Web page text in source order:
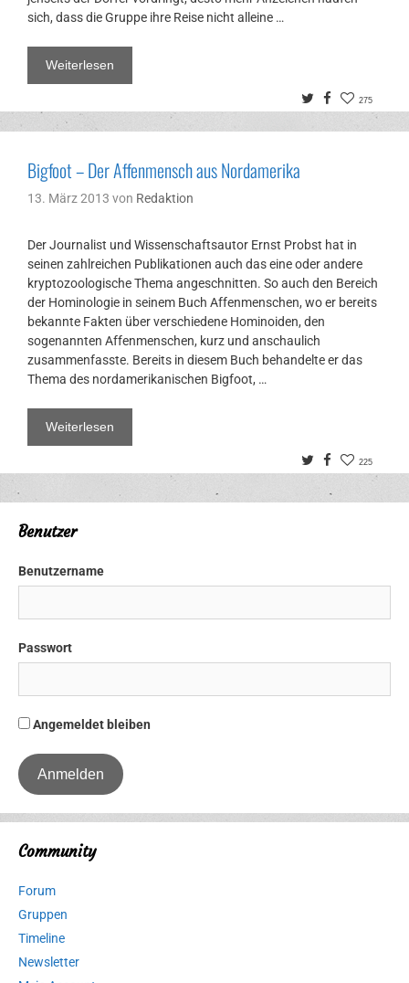
sich, dass die Gruppe ihre Reise nicht alleine …
Weiterlesen
TwitterFacebook
275
Bigfoot – Der Affenmensch aus Nordamerika
13. März 2013 von Redaktion
Der Journalist und Wissenschaftsautor Ernst Probst hat in
seinen zahlreichen Publikationen auch das eine oder andere
kryptozoologische Thema angeschnitten. So auch den Bereich
der Hominologie in seinem Buch Affenmenschen, wo er bereits
bekannte Fakten über verschiedene Hominoiden, den
sogenannten Affenmenschen, kurz und anschaulich
zusammenfasste. Bereits in diesem Buch behandelte er das
Thema des nordamerikanischen Bigfoot, …
Weiterlesen
TwitterFacebook
225
Benutzer
Benutzername
Passwort
Angemeldet bleiben
Community
Forum
Gruppen
Timeline
Newsletter